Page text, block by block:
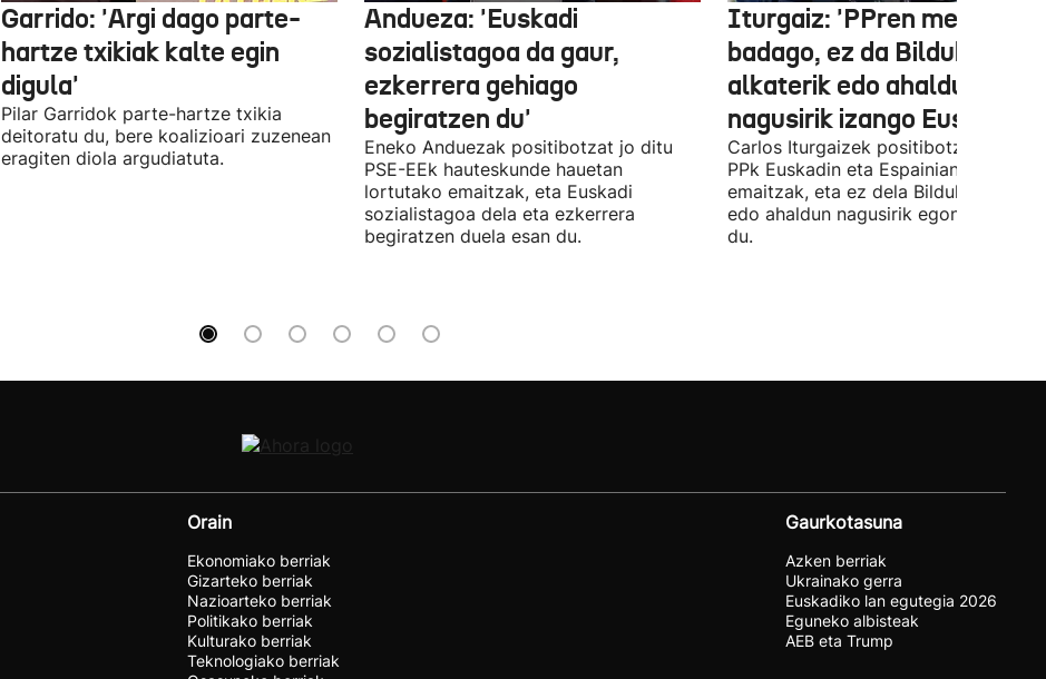
Garrido: 'Argi dago parte-
hartze txikiak kalte egin
digula'
Pilar Garridok parte-hartze txikia
deitoratu du, bere koalizioari zuzenean
eragiten diola argudiatuta.
Andueza: 'Euskadi
sozialistagoa da gaur,
ezkerrera gehiago
begiratzen du'
Eneko Anduezak positibotzat jo ditu
PSE-EEk hauteskunde hauetan
lortutako emaitzak, eta Euskadi
sozialistagoa dela eta ezkerrera
begiratzen duela esan du.
Iturgaiz: 'PPren menpe
badago, ez da Bilduko
alkaterik edo ahaldun
nagusirik izango Euskadin'
Carlos Iturgaizek positibotzat jo ditu
PPk Euskadin eta Espainian lortutako
emaitzak, eta ez dela Bilduko
edo ahaldun nagusirik egongo
du.
Orain
Ekonomiako berriak
Gizarteko berriak
Nazioarteko berriak
Politikako berriak
Kulturako berriak
Teknologiako berriak
Gaurkotasuna
Azken berriak
Ukrainako gerra
Euskadiko lan egutegia 2026
Eguneko albisteak
AEB eta Trump